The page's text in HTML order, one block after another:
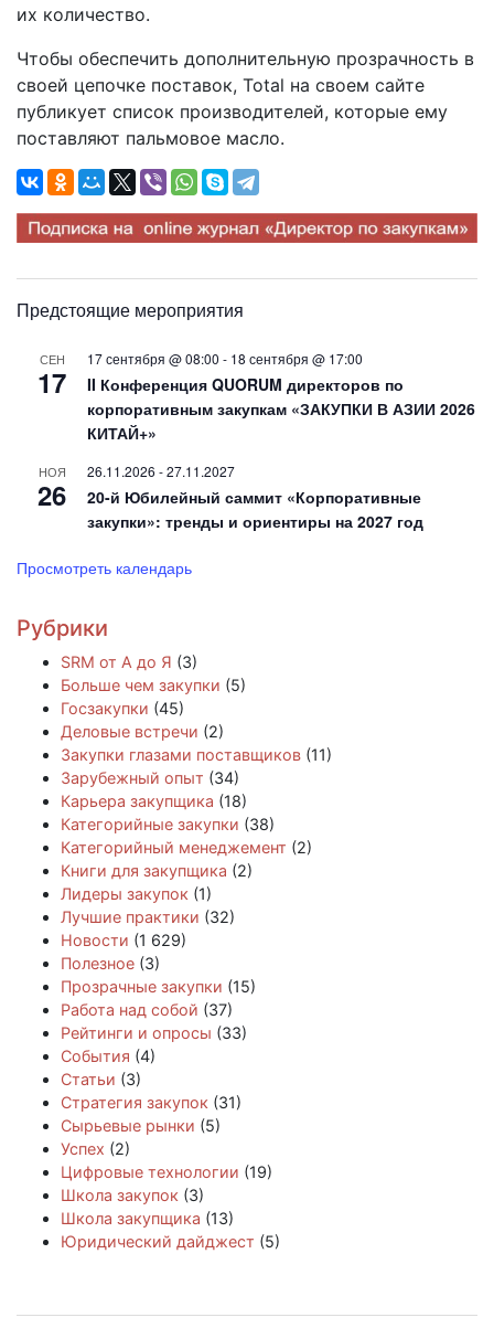
их количество.
Чтобы обеспечить дополнительную прозрачность в
своей цепочке поставок, Total на своем сайте
публикует список производителей, которые ему
поставляют пальмовое масло.
Предстоящие мероприятия
СЕН
17
17 сентября @ 08:00 - 18 сентября @ 17:00
II Конференция QUORUM директоров по
корпоративным закупкам «ЗАКУПКИ В АЗИИ 2026
КИТАЙ+»
НОЯ
26
26.11.2026 -27.11.2027
20-й Юбилейный саммит «Корпоративные
закупки»: тренды и ориентиры на 2027 год
Просмотреть календарь
Рубрики
SRM от А до Я (3)
Больше чем закупки (5)
Госзакупки (45)
Деловые встречи (2)
Закупки глазами поставщиков (11)
Зарубежный опыт (34)
Карьера закупщика (18)
Категорийные закупки (38)
Категорийный менеджемент (2)
Книги для закупщика (2)
Лидеры закупок (1)
Лучшие практики (32)
Новости (1 629)
Полезное (3)
Прозрачные закупки (15)
Работа над собой (37)
Рейтинги и опросы (33)
События (4)
Статьи (3)
Стратегия закупок (31)
Сырьевые рынки (5)
Успех (2)
Цифровые технологии (19)
Школа закупок (3)
Школа закупщика (13)
Юридический дайджест (5)